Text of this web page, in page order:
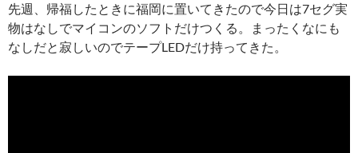
先週、帰福したときに福岡に置いてきたので今日は7セグ実
物はなしでマイコンのソフトだけつくる。まったくなにも
なしだと寂しいのでテープLEDだけ持ってきた。